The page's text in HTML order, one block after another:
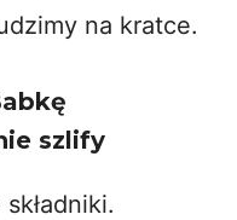
na kratce.
szlify